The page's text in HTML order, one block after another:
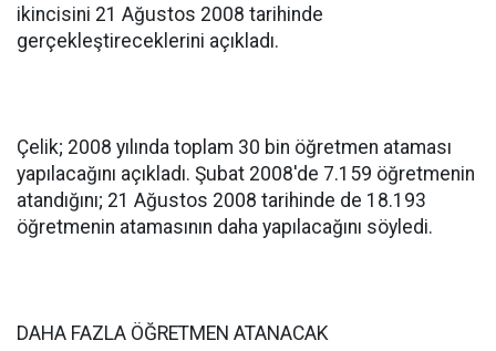
ikincisini 21 Ağustos 2008 tarihinde
gerçekleştireceklerini açıkladı.
Çelik; 2008 yılında toplam 30 bin öğretmen ataması
yapılacağını açıkladı. Şubat 2008'de 7.159 öğretmenin
atandığını; 21 Ağustos 2008 tarihinde de 18.193
öğretmenin atamasının daha yapılacağını söyledi.
DAHA FAZLA ÖĞRETMEN ATANACAK